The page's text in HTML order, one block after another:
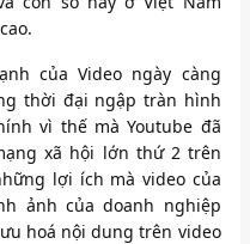
của Video ngày càng
thời đại ngập tràn hình
vì thế mà Youtube đã
xã hội lớn thứ 2 trên
lợi ích mà video của
ảnh của doanh nghiệp
hoá nội dung trên video